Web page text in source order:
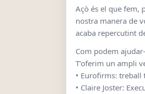
Açò és el que fem,
nostra manera de
acaba repercutint
Com podem
T’oferim un ampli
• Eurofirms:
• Claire Joster: